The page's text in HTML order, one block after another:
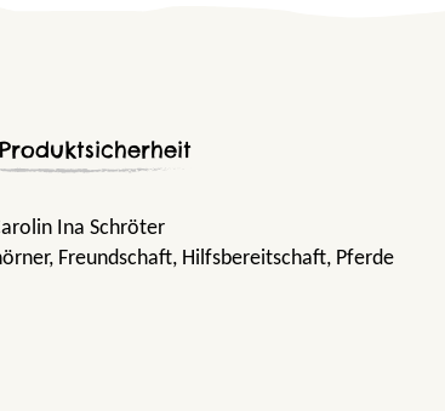
Produktsicherheit
Ina Schröter
, Freundschaft, Hilfsbereitschaft, Pferde